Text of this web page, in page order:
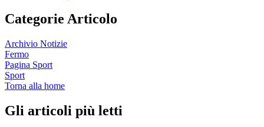
Categorie Articolo
Archivio Notizie
Fermo
Pagina Sport
Sport
Torna alla home
Gli articoli più letti